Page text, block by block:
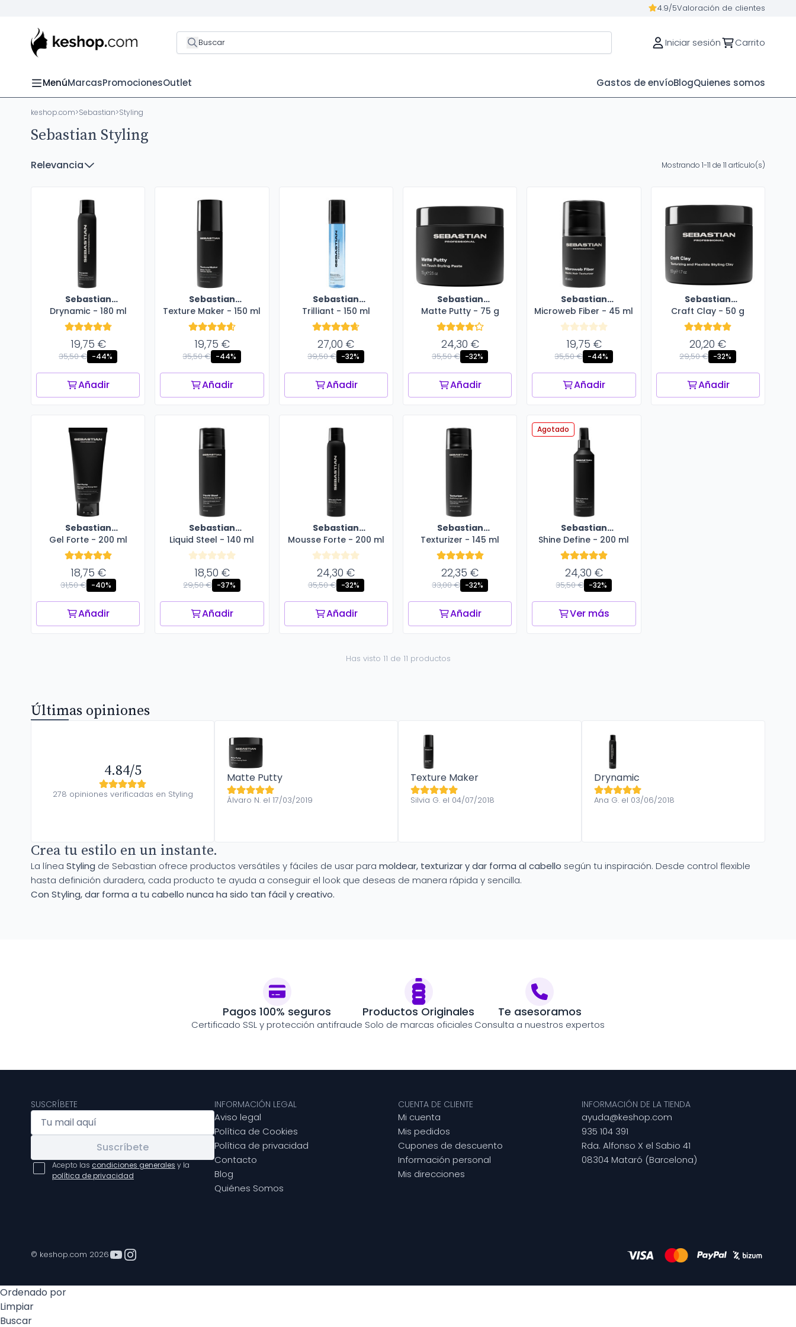
4.9/5Valoración de clientes
Buscar Iniciar sesión Carrito
MenúMarcasPromocionesOutlet Gastos de envíoBlogQuienes somos
keshop.com>Sebastian>Styling
Sebastian Styling
Relevancia Mostrando 1-11 de 11 artículo(s)
Sebastian
Professional
Drynamic - 180 ml
19,75 €
35,50 € -44%
Añadir
Sebastian
Professional
Texture Maker - 150 ml
19,75 €
35,50 € -44%
Añadir
Sebastian
Professional
Trilliant - 150 ml
27,00 €
39,50 € -32%
Añadir
Sebastian
Professional
Matte Putty - 75 g
24,30 €
35,50 € -32%
Añadir
Sebastian
Professional
Microweb Fiber - 45 ml
19,75 €
35,50 € -44%
Añadir
Sebastian
Professional
Craft Clay - 50 g
20,20 €
29,50 € -32%
Añadir
Sebastian
Professional
Gel Forte - 200 ml
18,75 €
31,50 € -40%
Añadir
Sebastian
Professional
Liquid Steel - 140 ml
18,50 €
29,50 € -37%
Añadir
Sebastian
Professional
Mousse Forte - 200 ml
24,30 €
35,50 € -32%
Añadir
Sebastian
Professional
Texturizer - 145 ml
22,35 €
33,00 € -32%
Añadir
Agotado
Sebastian
Professional
Shine Define - 200 ml
24,30 €
35,50 € -32%
Ver más
Has visto 11 de 11 productos
Últimas opiniones
4.84/5
278 opiniones verificadas en Styling
Matte Putty
Álvaro N. el 17/03/2019
Texture Maker
Silvia G. el 04/07/2018
Drynamic
Ana G. el 03/06/2018
Crea tu estilo en un instante.
La línea Styling de Sebastian ofrece productos versátiles y fáciles de usar para moldear, texturizar y dar forma al cabello según tu inspiración. Desde control flexible
hasta definición duradera, cada producto te ayuda a conseguir el look que deseas de manera rápida y sencilla.
Con Styling, dar forma a tu cabello nunca ha sido tan fácil y creativo.
Pagos 100% seguros
Certificado SSL y protección antifraude
Productos Originales
Solo de marcas oficiales
Te asesoramos
Consulta a nuestros expertos
SUSCRÍBETE
Suscríbete
Acepto las condiciones generales y la
política de privacidad
INFORMACIÓN LEGAL
Aviso legal
Política de Cookies
Política de privacidad
Contacto
Blog
Quiénes Somos
CUENTA DE CLIENTE
Mi cuenta
Mis pedidos
Cupones de descuento
Información personal
Mis direcciones
INFORMACIÓN DE LA TIENDA
ayuda@keshop.com
935 104 391
Rda. Alfonso X el Sabio 41
08304 Mataró (Barcelona)
© keshop.com 2026
Ordenado por
Limpiar
Buscar